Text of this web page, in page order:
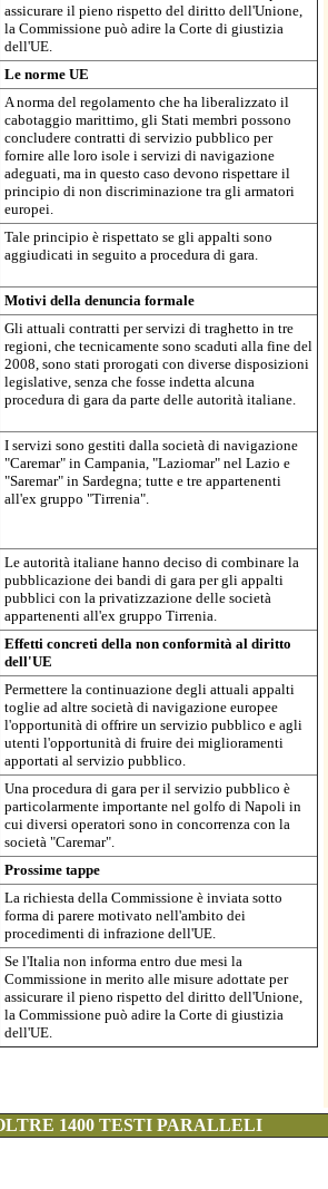
assicurare il pieno rispetto del diritto dell'Unione,
la Commissione può adire la Corte di giustizia
dell'UE.
Le norme UE
A norma del regolamento che ha liberalizzato il
cabotaggio marittimo, gli Stati membri possono
concludere contratti di servizio pubblico per
fornire alle loro isole i servizi di navigazione
adeguati, ma in questo caso devono rispettare il
principio di non discriminazione tra gli armatori
europei.
Tale principio è rispettato se gli appalti sono
aggiudicati in seguito a procedura di gara.
Motivi della denuncia formale
Gli attuali contratti per servizi di traghetto in tre
regioni, che tecnicamente sono scaduti alla fine del
2008, sono stati prorogati con diverse disposizioni
legislative, senza che fosse indetta alcuna
procedura di gara da parte delle autorità italiane.
I servizi sono gestiti dalla società di navigazione
"Caremar" in Campania, "Laziomar" nel Lazio e
"Saremar" in Sardegna; tutte e tre appartenenti
all'ex gruppo "Tirrenia".
Le autorità italiane hanno deciso di combinare la
pubblicazione dei bandi di gara per gli appalti
pubblici con la privatizzazione delle società
appartenenti all'ex gruppo Tirrenia.
Effetti concreti della non conformità al diritto
dell'UE
Permettere la continuazione degli attuali appalti
toglie ad altre società di navigazione europee
l'opportunità di offrire un servizio pubblico e agli
utenti l'opportunità di fruire dei miglioramenti
apportati al servizio pubblico.
Una procedura di gara per il servizio pubblico è
particolarmente importante nel golfo di Napoli in
cui diversi operatori sono in concorrenza con la
società "Caremar".
Prossime tappe
La richiesta della Commissione è inviata sotto
forma di parere motivato nell'ambito dei
procedimenti di infrazione dell'UE.
Se l'Italia non informa entro due mesi la
Commissione in merito alle misure adottate per
assicurare il pieno rispetto del diritto dell'Unione,
la Commissione può adire la Corte di giustizia
dell'UE.
1400 TESTI PARALLELI